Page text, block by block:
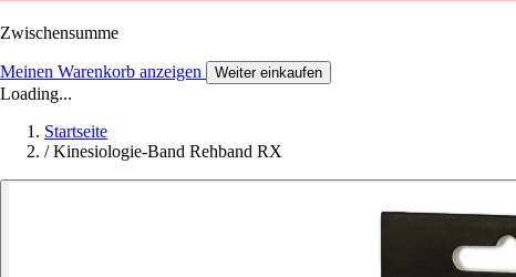
Zwischensumme
Meinen Warenkorb anzeigen Weiter einkaufen
Loading...
Startseite
/ Kinesiologie-Band Rehband RX